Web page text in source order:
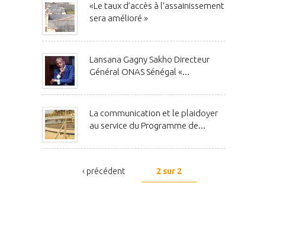
«Le taux d’accès à l’assainissement
sera amélioré »
Lansana Gagny Sakho Directeur
Général ONAS Sénégal «...
La communication et le plaidoyer
au service du Programme de...
‹ précédent 2 sur 2